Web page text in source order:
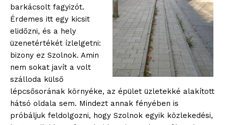
barkácsolt fagyizót.
Érdemes itt egy kicsit
elidőzni, és a hely
üzenetértékét ízlelgetni:
bizony ez Szolnok. Amin
nem sokat javít a volt
szálloda külső
lépcsősorának környéke, az épület üzletekké alakított
hátsó oldala sem. Mindezt annak fényében is
próbáljuk feldolgozni, hogy Szolnok egyik közlekedési,